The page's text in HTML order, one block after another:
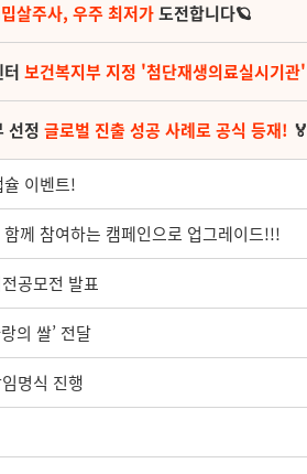
살주사, 우주 최저가도전합니다🪐
보건복지부 지정 '첨단재생의료실시기관'
선정 글로벌 진출 성공 사례로 공식 등재! 🏅
이벤트!
께 참여하는 캠페인으로 업그레이드!!!
공모전 발표
의 쌀’ 전달
명식 진행